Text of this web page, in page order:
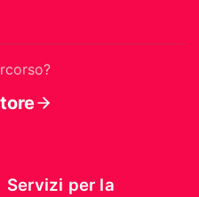
Servizi per la